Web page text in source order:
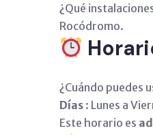
¿Qué
Rocódromo.
¿Cuándo puedes
Días : Lunes a
Este horario es